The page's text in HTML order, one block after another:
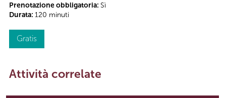
Prenotazione obbligatoria: Sì
Durata: 120 minuti
Gratis
Attività correlate